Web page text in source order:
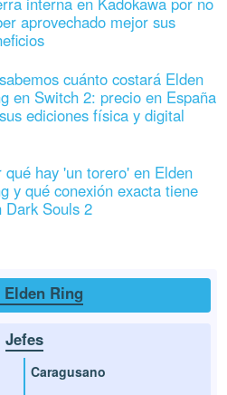
aprovechado mejor sus
cuánto costará Elden
en Switch 2: precio en España
ediciones física y digital
qué hay 'un torero' en Elden
y qué conexión exacta tiene
Dark Souls 2
Elden Ring
Jefes
Caragusano